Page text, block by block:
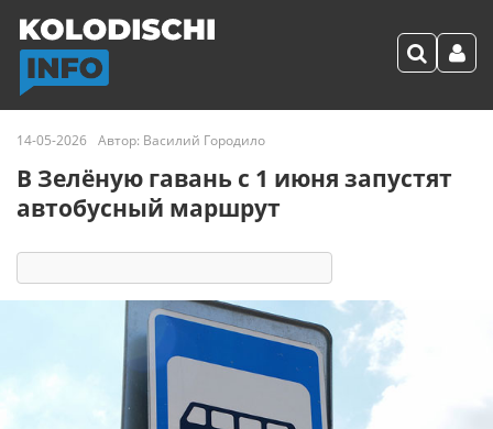
14-05-2026 Автор: Василий Городило
В Зелёную гавань с 1 июня запустят
автобусный маршрут